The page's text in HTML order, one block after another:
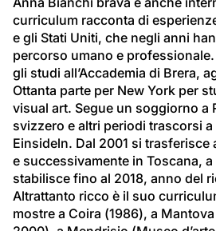
curriculum racconta di
e gli Stati Uniti, che negli anni
percorso umano e professionale.
gli studi all’Accademia di Brera,
Ottanta parte per New York per
visual art. Segue un soggiorno a
svizzero e altri periodi trascorsi a
Einsideln. Dal 2001 si trasferisce
e successivamente in Toscana,
stabilisce fino al 2018, anno del
Altrattanto ricco è il suo
mostre a Coira (1986), a